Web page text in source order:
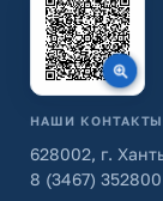
НАШИ КОНТАКТЫ
628002, г.
8 (3467) 352800